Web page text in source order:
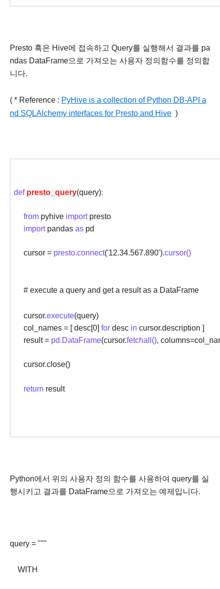
Presto 혹은 Hive에 접속하고 Query를 실행해서 결과를 pa
ndas DataFrame으로 가져오는 사용자 정의함수를 정의합
니다.
( * Reference : PyHive is a collection of Python DB-API a
nd SQLAlchemy interfaces for Presto and Hive )
def presto_query(query):
from pyhive import presto
import pandas as pd
cursor = presto.connect('12.34.567.890').cursor()
# execute a query and get a result as a DataFrame
cursor.execute(query)
col_names = [ desc[0] for desc in cursor.description ]
result = pd.DataFrame(cursor.fetchall(),
cursor.close()
return result
Python에서 위의 사용자 정의 함수를 사용하여 query를 실
행시키고 결과를 DataFrame으로 가져오는 예제입니다.
query = """
WITH